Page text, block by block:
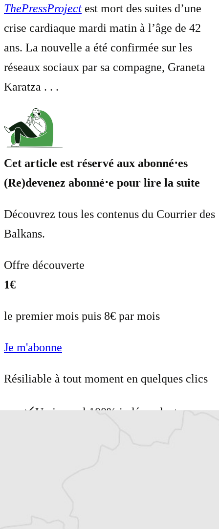
ThePressProject est mort des suites d’une
crise cardiaque mardi matin à l’âge de 42
ans. La nouvelle a été confirmée sur les
réseaux sociaux par sa compagne, Graneta
Karatza . . .
Cet article est réservé aux abonné⋅es
(Re)devenez abonné⋅e pour lire la suite
Découvrez tous les contenus du Courrier des
Balkans.
Offre découverte
1€
le premier mois puis 8€ par mois
Je m'abonne
Résiliable à tout moment en quelques clics
Un journal 100% indépendant